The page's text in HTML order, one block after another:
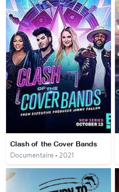
Clash of the Cover Bands
Documentaire • 2021